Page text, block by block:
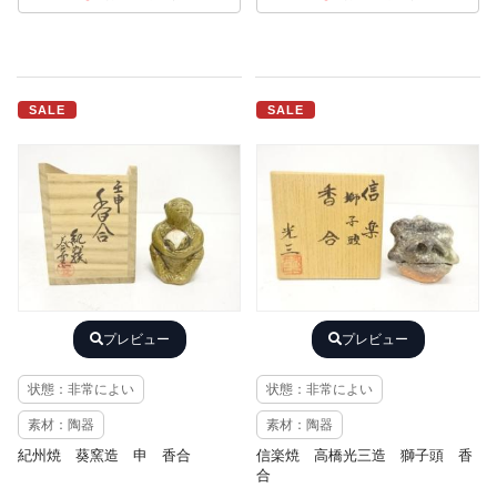
SALE
プレビュー
状態：非常によい
素材：陶器
紀州焼 葵窯造 申 香合
SALE
プレビュー
状態：非常によい
素材：陶器
信楽焼 高橋光三造 獅子頭 香
合